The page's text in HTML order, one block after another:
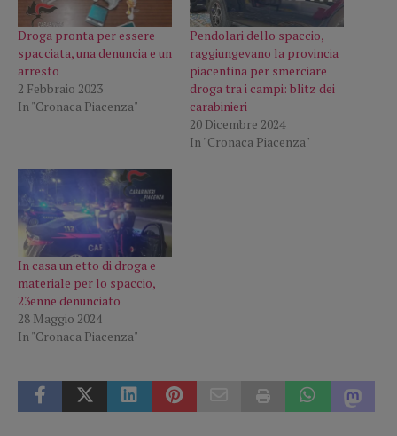
Droga pronta per essere
spacciata, una denuncia e un
arresto
2 Febbraio 2023
In "Cronaca Piacenza"
Pendolari dello spaccio,
raggiungevano la provincia
piacentina per smerciare
droga tra i campi: blitz dei
carabinieri
20 Dicembre 2024
In "Cronaca Piacenza"
In casa un etto di droga e
materiale per lo spaccio,
23enne denunciato
28 Maggio 2024
In "Cronaca Piacenza"